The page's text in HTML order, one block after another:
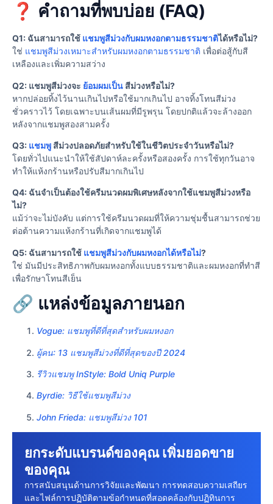
❓ คําถามที่พบบ่อย (FAQ)
Q1: ฉันสามารถใช้ แชมพูสีม่วงกับผมหงอกตามธรรมชาติได้หรือไม่?
ใช่ แชมพูสีม่วงเหมาะสําหรับผมหงอกตามธรรมชาติ เพื่อต่อสู้กับสี
เหลืองและเพิ่มความสว่าง
Q2: แชมพูสีม่วงจะ ย้อมผมเป็น สีม่วงหรือไม่?
หากปล่อยทิ้งไว้นานเกินไปหรือใช้มากเกินไป อาจทิ้งโทนสีม่วง
ชั่วคราวไว้ โดยเฉพาะบนเส้นผมที่มีรูพรุน โดยปกติแล้วจะล้างออก
หลังจากแชมพูสองสามครั้ง
Q3: แชมพู สีม่วงปลอดภัยสําหรับใช้ในชีวิตประจําวันหรือไม่?
โดยทั่วไปแนะนําให้ใช้สัปดาห์ละครั้งหรือสองครั้ง การใช้ทุกวันอาจ
ทําให้แห้งกร้านหรือปรับสีมากเกินไป
Q4: ฉันจําเป็นต้องใช้ครีมนวดผมพิเศษหลังจากใช้แชมพูสีม่วงหรือ
ไม่?
แม้ว่าจะไม่บังคับ แต่การใช้ครีมนวดผมที่ให้ความชุ่มชื้นสามารถช่วย
ต่อต้านความแห้งกร้านที่เกิดจากแชมพูได้
Q5: ฉันสามารถใช้ แชมพูสีม่วงกับผมหงอกได้หรือไม่?
ใช่ มันมีประสิทธิภาพกับผมหงอกทั้งแบบธรรมชาติและผมหงอกที่ทําสี
เพื่อรักษาโทนสีเย็น
🔗 แหล่งข้อมูลภายนอก
Vogue: แชมพูที่ดีที่สุดสําหรับผมหงอก
ผู้คน: 13 แชมพูสีม่วงที่ดีที่สุดของปี 2024
รีวิวแชมพู InStyle: Bold Uniq Purple
Byrdie: วิธีใช้แชมพูสีม่วง
John Frieda: แชมพูสีม่วง 101
ยกระดับแบรนด์ของคุณ เพิ่มยอดขาย
ของคุณ
การสนับสนุนด้านการวิจัยและพัฒนา การทดสอบความเสถียร
และไฟล์การปฏิบัติตามข้อกําหนดที่สอดคล้องกับปฏิทินการ